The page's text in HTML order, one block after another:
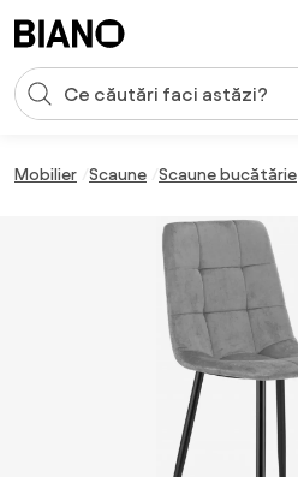
Introducerea căutării
Mobilier Scaune Scaune bucătărie